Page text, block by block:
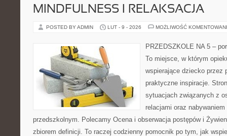
MINDFULNESS I RELAKSACJA
POSTED BY ADMIN LUT - 9 - 2026 MOŻLIWOŚĆ
PRZEDSZKOLE NA 5 –
To miejsce, w którym
wspierające dziecko przez
praktyczne inspiracje.
sytuacjach związanych z
relacjami oraz
przedszkolnym. Polecamy Ocena i obserwacja postępów i
zbiorem definicji. To raczej codzienny pomocnik po tym, jak